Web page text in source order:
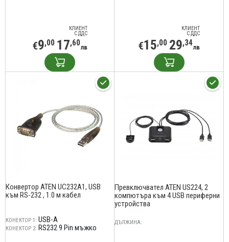
КЛИЕНТ
С ДДС
€9,00 17,60лв
КЛИЕНТ
С ДДС
€15,00 29,34лв
Конвертор ATEN UC232A1, USB
към RS-232 , 1.0 м кабел
КОНЕКТОР 1: USB-A
КОНЕКТОР 2: RS232 9 Pin мъжко
Превключвател ATEN US224, 2
компютъра към 4 USB периферни
устройства
ДЪЛЖИНА: